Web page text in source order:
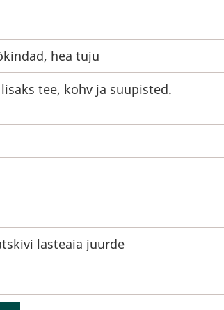
hea tuju
tee, kohv ja suupisted.
lasteaia juurde